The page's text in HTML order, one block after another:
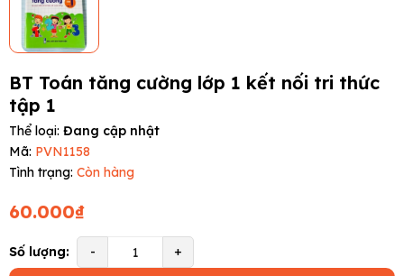
BT Toán tăng cường lớp 1 kết nối tri thức
tập 1
Thể loại: Đang cập nhật
Mã: PVN1158
Tình trạng: Còn hàng
60.000₫
Số lượng: - +